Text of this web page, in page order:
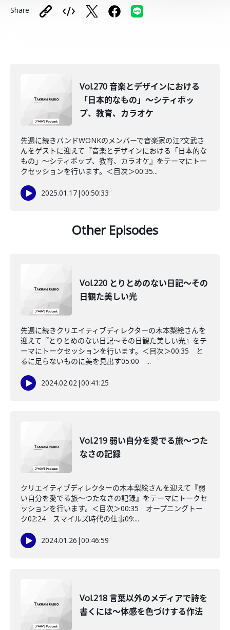
Share
Vol.270 音楽とデザインにおける
「日本的なもの」～シティポッ
プ、教育、カラオケ
先週に続きバンドWONKのメンバーで音楽家の江?文武さ
んをゲストに迎えて『音楽とデザインにおける「日本的な
もの」～シティポップ、教育、カラオケ』をテーマにトー
クセッションを行います。＜目次＞00:35...
2025.01.17|00:50:33
Other Episodes
Vol.220 とりとめのない日記〜その
日観た美しい光
先週に続きクリエイティブディレクターの木本梨絵さんを
迎えて『とりとめのない日記〜その日観た美しい光』をテ
ーマにトークセッションを行います。＜目次＞00:35 と
るに足らないものに美を見出す05:00 ...
2024.02.02|00:41:25
Vol.219 弱い自分を愛でる旅〜つた
なさの記録
クリエイティブディレクターの木本梨絵さんを迎えて『弱
い自分を愛でる旅〜つたなさの記録』をテーマにトークセ
ッションを行います。＜目次＞00:35 オープニングトー
ク02:24 スマイルズ時代の仕事09:...
2024.01.26 |00:46:59
Vol.218 言葉以外のメディアで詩を
書くには〜体感を色づけする作法